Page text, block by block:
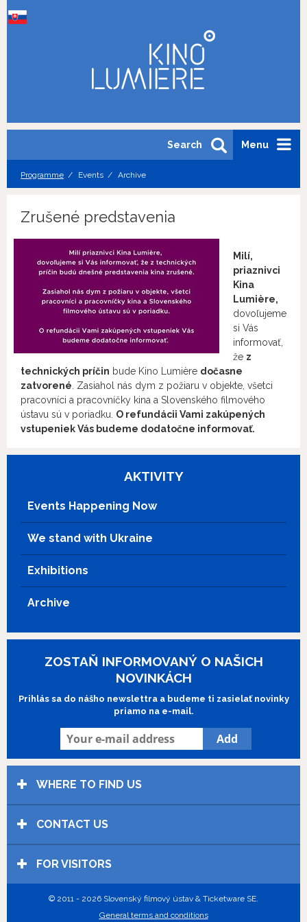
Menu
Search
Programme Events Archive
Zrušené predstavenia
Milí,
priaznivci
Kina
Lumière,
dovoľujeme
si Vás
informovať,
že z
technických príčin bude Kino Lumière dočasne
zatvorené . Zasiahol nás dym z požiaru v objekte, všetci
pracovníci a pracovníčky kina a Slovenského filmového
ústavu sú v poriadku. O refundácii Vami zakúpených
vstupeniek Vás budeme dodatočne informovať.
AKTIVITY
Events Happening Now
We stand with Ukraine
Exhibitions
Archive
ZOSTAŇ INFORMOVANÝ O NAŠICH
NOVINKÁCH
Prihlás sa do nášho newslettra a budeme ti zasielať novinky
priamo na e-mail.
WHERE TO FIND US
CONTACT US
FOR VISITORS
© 2011 - 2026 Slovenský filmový ústav & Ticketware SE.
General terms and conditions